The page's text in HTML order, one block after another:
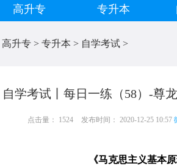
高升专 专升本
高升专 > 专升本 > 自学考试 >
自学考试丨每日一练（58）-尊
点击量： 1524 发布时间： 2020-12-25 10:57
《马克思主义基本原